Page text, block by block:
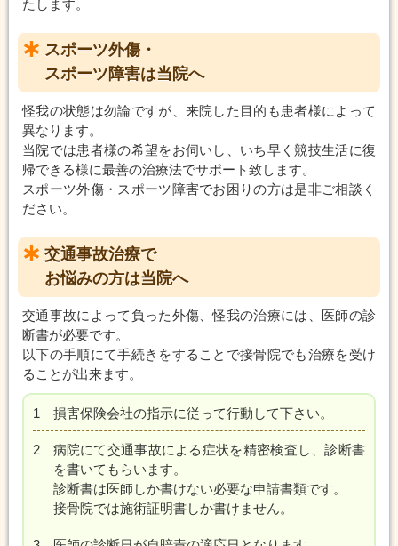
たします。
スポーツ外傷・
スポーツ障害は当院へ
怪我の状態は勿論ですが、来院した目的も患者様によって
異なります。
当院では患者様の希望をお伺いし、いち早く競技生活に復
帰できる様に最善の治療法でサポート致します。
スポーツ外傷・スポーツ障害でお困りの方は是非ご相談く
ださい。
交通事故治療で
お悩みの方は当院へ
交通事故によって負った外傷、怪我の治療には、医師の診
断書が必要です。
以下の手順にて手続きをすることで接骨院でも治療を受け
ることが出来ます。
1 損害保険会社の指示に従って行動して下さい。
2
病院にて交通事故による症状を精密検査し、診断書
を書いてもらいます。
診断書は医師しか書けない必要な申請書類です。
接骨院では施術証明書しか書けません。